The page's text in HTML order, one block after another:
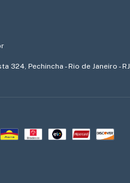
324, Pechincha - Rio de Janeiro - RJ